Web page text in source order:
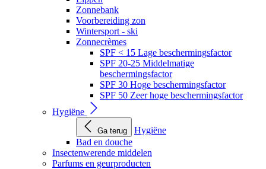
Zonnebank
Voorbereiding zon
Wintersport - ski
Zonnecrèmes
SPF < 15 Lage beschermingsfactor
SPF 20-25 Middelmatige
beschermingsfactor
SPF 30 Hoge beschermingsfactor
SPF 50 Zeer hoge beschermingsfactor
Hygiëne
Ga terug
Hygiëne
Bad en douche
Insectenwerende middelen
Parfums en geurproducten